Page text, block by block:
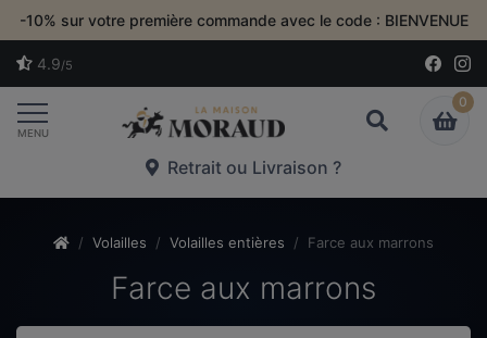
-10% sur votre première commande avec le code : BIENVENUE
4.9/5
Toggle navigation
MENU
0
Retrait ou Livraison ?
Volailles Volailles entières Farce aux marrons
Farce aux marrons